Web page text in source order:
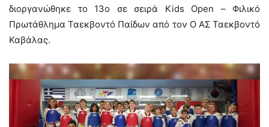
διοργανώθηκε το 13ο σε σειρά Kids Open – Φιλικό
Πρωτάθλημα Ταεκβοντό Παίδων από τον Ο ΑΣ Ταεκβοντό
Καβάλας.